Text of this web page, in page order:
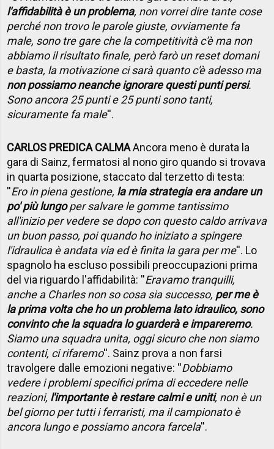
l'affidabilità è un problema, non vorrei dire tante cose
perché non trovo le parole giuste, ovviamente fa
male, sono tre gare che la competitività c'è ma non
abbiamo il risultato finale, però farò un reset domani
e basta, la motivazione ci sarà quanto c'è adesso ma
non possiamo neanche ignorare questi punti persi.
Sono ancora 25 punti e 25 punti sono tanti,
sicuramente fa male''.
CARLOS PREDICA CALMAAncora meno è durata la
gara di Sainz, fermatosi al nono giro quando si trovava
in quarta posizione, staccato dal terzetto di testa:
''Ero in piena gestione, la mia strategia era andare un
po' più lungoper salvare le gomme tantissimo
all'inizio per vedere se dopo con questo caldo arrivava
un buon passo, poi quando ho iniziato a spingere
l'idraulica è andata via ed è finita la gara per me''. Lo
spagnolo ha escluso possibili preoccupazioni prima
del via riguardo l'affidabilità: ''Eravamo tranquilli,
anche a Charles non so cosa sia successo, per me è
la prima volta che ho un problema lato idraulico, sono
convinto che la squadra lo guarderà e impareremo.
Siamo una squadra unita, oggi sicuro che non siamo
contenti, ci rifaremo''. Sainz prova a non farsi
travolgere dalle emozioni negative: ''Dobbiamo
vedere i problemi specifici prima di eccedere nelle
reazioni, l'importante è restare calmi e uniti, non è un
bel giorno per tutti i ferraristi, ma il campionato è
ancora lungo e possiamo ancora farcela''.